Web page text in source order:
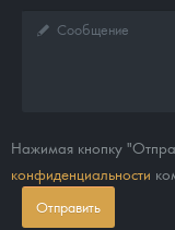
Нажимая кнопку
конфиденциальности
Отправить